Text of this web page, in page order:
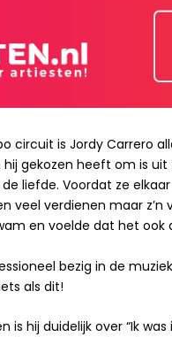
circuit is Jordy Carrero
gekozen heeft om is
liefde. Voordat ze
veel verdienen maar
en voelde dat het ook
bezig in de
als dit!
is hij duidelijk over “Ik